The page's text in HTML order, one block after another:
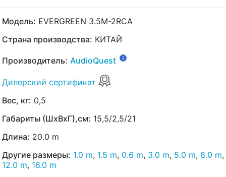
Модель: EVERGREEN 3.5M-2RCA
Страна производства: КИТАЙ
Производитель: AudioQuest
Дилерский сертификат
Вес, кг: 0,5
Габариты (ШхВхГ),см: 15,5/2,5/21
Длина: 20.0 m
Другие размеры: 1.0 m, 1.5 m, 0.6 m, 3.0 m, 5.0 m, 8.0 m,
12.0 m, 16.0 m